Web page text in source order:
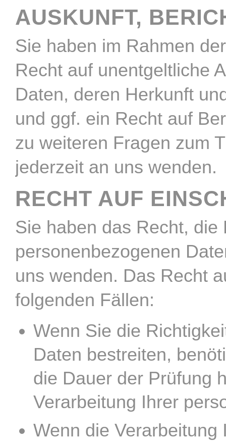
AUSKUNFT,
Sie haben im Rahmen
Recht auf unentgeltliche
Daten, deren Herkunft
und ggf. ein Recht auf
zu weiteren Fragen zum
jederzeit an uns wenden.
RECHT AUF
Sie haben das Recht,
personenbezogenen
uns wenden. Das Recht
folgenden Fällen:
Wenn Sie die
Daten bestreiten,
die Dauer der Prüfung
Verarbeitung Ihrer
Wenn die